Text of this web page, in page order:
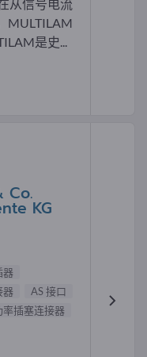
从信号电流
MULTILAM
是史...
Co.
KG
器
器
AS 接口
率插塞连接器